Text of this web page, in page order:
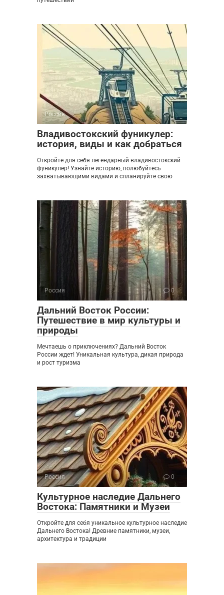
Россия 0
Владивостокский фуникулер:
история, виды и как добраться
Откройте для себя легендарный владивостокский
фуникулер! Узнайте историю, полюбуйтесь
захватывающими видами и спланируйте свою
Россия 0
Дальний Восток России:
Путешествие в мир культуры и
природы
Мечтаешь о приключениях? Дальний Восток
России ждет! Уникальная культура, дикая природа
и рост туризма
Россия 0
Культурное наследие Дальнего
Востока: Памятники и Музеи
Откройте для себя уникальное культурное наследие
Дальнего Востока! Древние памятники, музеи,
архитектура и традиции